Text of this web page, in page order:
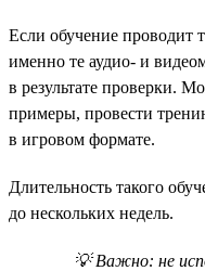
Если обучение проводит
именно те аудио- и
в результате проверки.
примеры, провести
в игровом формате.
Длительность такого
до нескольких недель.
💡 Важно: не